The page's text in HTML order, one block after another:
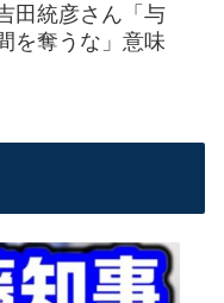
田統彦さん「与
を奪うな」意味